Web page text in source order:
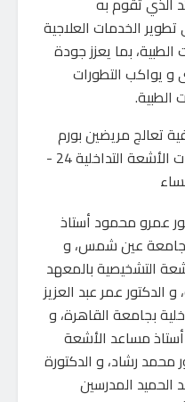
الخدمات العلاجية
بما يعزز جودة
و يواكب التطورات
عمرو محمود أستاذ
بجامعة عين شمس، و
التشخيصية بالمعهد
الدكتور عمر عبد العزيز
بجامعة القاهرة، و
مساعد الأشعة
محمد رشاد، و الدكتورة
الحميد المدرسين